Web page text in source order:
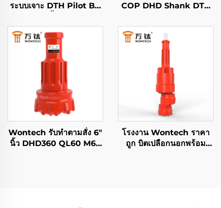
ระบบเจาะ DTH Pilot Bit
Symmetrix Concentric
Overburden Drilling
System พร้อมหัวเจาะแบบ
วงแหวน
COP DHD Shank DTH
ขุดและทำเหมือง
Wontech รับทำตามสั่ง 6"
นิ้ว DHD360 QL60 M60
โรงงาน Wontech ราคา
ถูก บิตเปลือกนอกพร้อม